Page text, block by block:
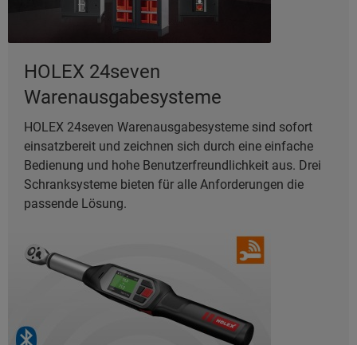
HOLEX 24seven
Warenausgabesysteme
HOLEX 24seven Warenausgabesysteme sind sofort
einsatzbereit und zeichnen sich durch eine einfache
Bedienung und hohe Benutzerfreundlichkeit aus. Drei
Schranksysteme bieten für alle Anforderungen die
passende Lösung.